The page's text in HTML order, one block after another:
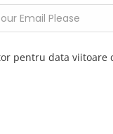
pentru data viitoare